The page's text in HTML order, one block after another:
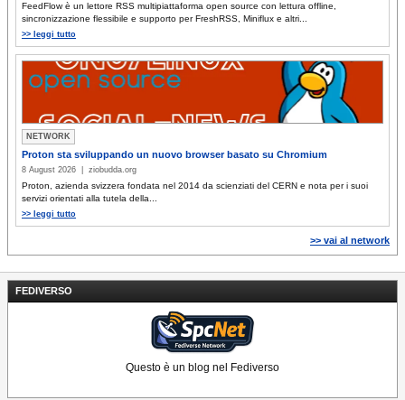
FEDIVERSO
Questo è un blog nel Fediverso
FeedFlow è un lettore RSS multipiattaforma open source con lettura offline,
sincronizzazione flessibile e supporto per FreshRSS, Miniflux e altri...
>> leggi tutto
NETWORK
Proton sta sviluppando un nuovo browser basato su Chromium
8 August 2026 | ziobudda.org
Proton, azienda svizzera fondata nel 2014 da scienziati del CERN e nota per i suoi
servizi orientati alla tutela della...
>> leggi tutto
>> vai al network